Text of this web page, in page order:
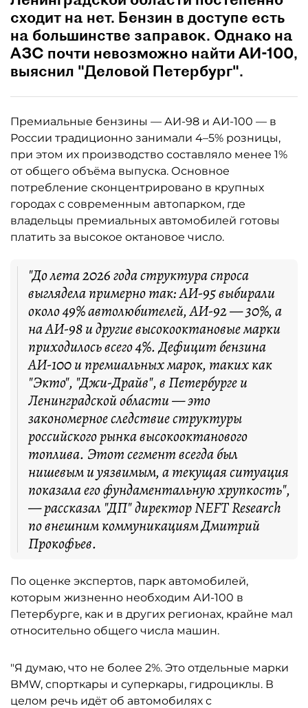
сходит на нет. Бензин в доступе есть
на большинстве заправок. Однако на
АЗС почти невозможно найти АИ-100,
выяснил "Деловой Петербург".
Премиальные бензины — АИ-98 и АИ-100 — в
России традиционно занимали 4–5% розницы,
при этом их производство составляло менее 1%
от общего объёма выпуска. Основное
потребление сконцентрировано в крупных
городах с современным автопарком, где
владельцы премиальных автомобилей готовы
платить за высокое октановое число.
"До лета 2026 года структура спроса
выглядела примерно так: АИ-95 выбирали
около 49% автолюбителей, АИ-92 — 30%, а
на АИ-98 и другие высокооктановые марки
приходилось всего 4%. Дефицит бензина
АИ-100 и премиальных марок, таких как
"Экто", "Джи-Драйв", в Петербурге и
Ленинградской области — это
закономерное следствие структуры
российского рынка высокооктанового
топлива. Этот сегмент всегда был
нишевым и уязвимым, а текущая ситуация
показала его фундаментальную хрупкость",
— рассказал "ДП" директор NEFT Research
по внешним коммуникациям Дмитрий
Прокофьев.
По оценке экспертов, парк автомобилей,
которым жизненно необходим АИ-100 в
Петербурге, как и в других регионах, крайне мал
относительно общего числа машин.
"Я думаю, что не более 2%. Это отдельные марки
BMW, спорткары и суперкары, гидроциклы. В
целом речь идёт об автомобилях с